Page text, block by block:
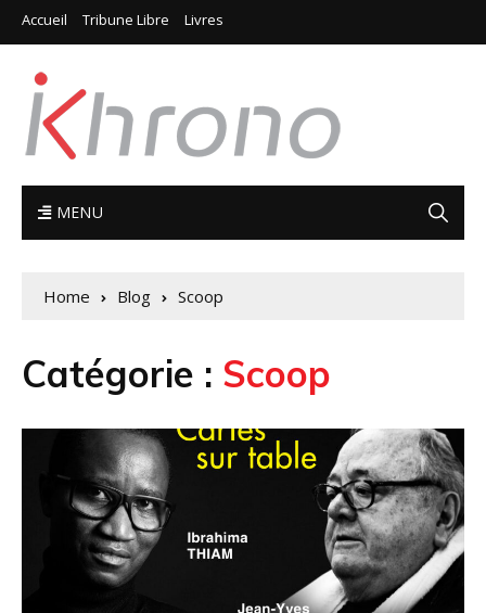
Accueil Tribune Libre Livres
MENU
Home Blog Scoop
Catégorie : Scoop